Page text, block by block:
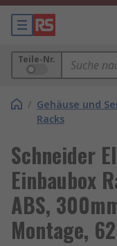
Teile-Nr.
/ Gehäuse und
Racks
Schneider
Einbaubox
ABS,
Montage,